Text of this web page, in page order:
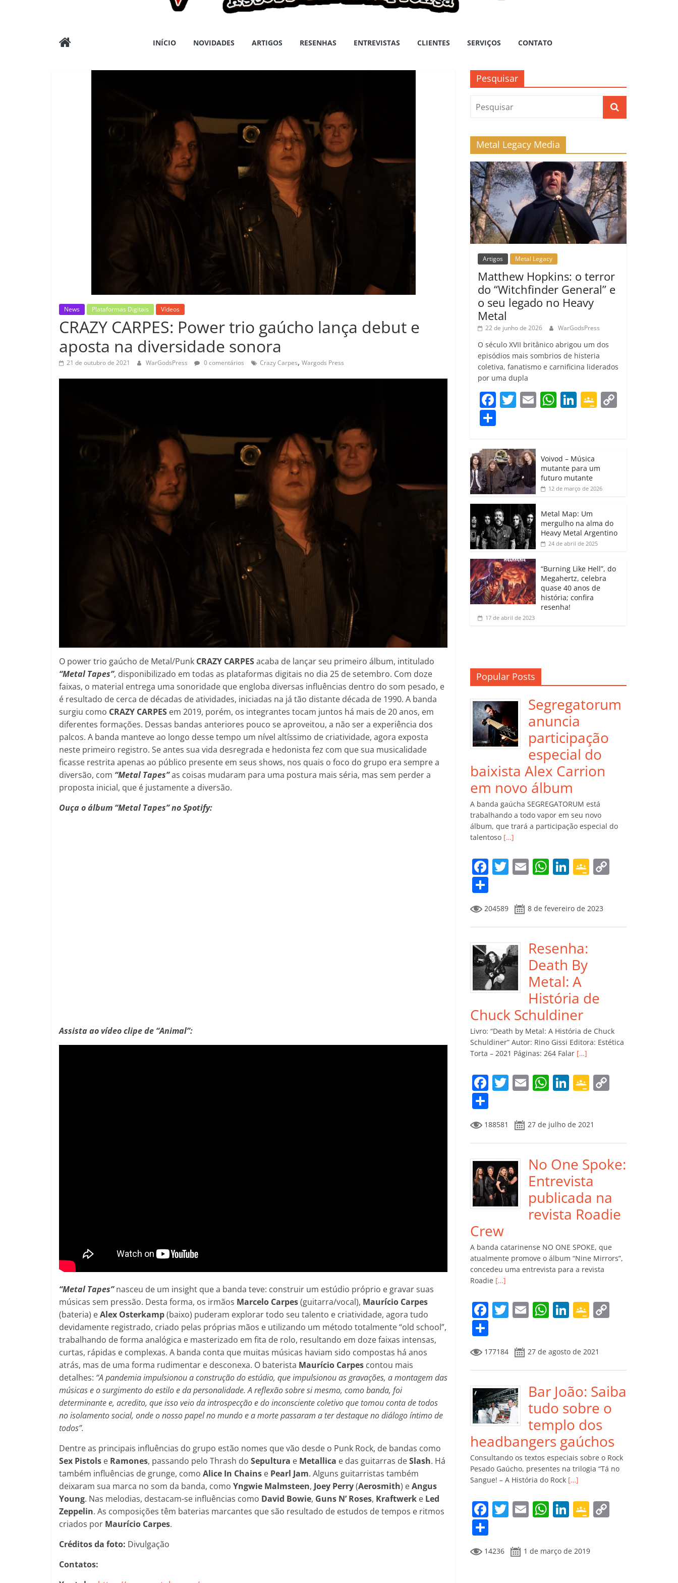
Wargods
Press
INÍCIO NOVIDADES ARTIGOS RESENHAS ENTREVISTAS CLIENTES SERVIÇOS CONTATO
News Plataformas Digitais Vídeos
CRAZY CARPES: Power trio gaúcho lança debut e
aposta na diversidade sonora
21 de outubro de 2021 WarGodsPress 0 comentários Crazy Carpes, Wargods Press
O power trio gaúcho de Metal/Punk CRAZY CARPESacaba de lançar seu primeiro álbum, intitulado
“Metal Tapes”, disponibilizado em todas as plataformas digitais no dia 25 de setembro. Com doze
faixas, o material entrega uma sonoridade que engloba diversas influências dentro do som pesado, e
é resultado de cerca de décadas de atividades, iniciadas na já tão distante década de 1990. A banda
surgiu como CRAZY CARPES em 2019, porém, os integrantes tocam juntos há mais de 20 anos, em
diferentes formações. Dessas bandas anteriores pouco se aproveitou, a não ser a experiência dos
palcos. A banda manteve ao longo desse tempo um nível altíssimo de criatividade, agora exposta
neste primeiro registro. Se antes sua vida desregrada e hedonista fez com que sua musicalidade
ficasse restrita apenas ao público presente em seus shows, nos quais o foco do grupo era sempre a
diversão, com “Metal Tapes”as coisas mudaram para uma postura mais séria, mas sem perder a
proposta inicial, que é justamente a diversão.
Ouça o álbum “Metal Tapes” no Spotify:
Assista ao vídeo clipe de “Animal”:
“Metal Tapes”nasceu de um insight que a banda teve: construir um estúdio próprio e gravar suas
músicas sem pressão. Desta forma, os irmãos Marcelo Carpes(guitarra/vocal), Maurício Carpes
(bateria) eAlex Osterkamp(baixo) puderam explorar todo seu talento e criatividade, agora tudo
devidamente registrado, criado pelas próprias mãos e utilizando um método totalmente “old school”,
trabalhando de forma analógica e masterizado em fita de rolo, resultando em doze faixas intensas,
curtas, rápidas e complexas. A banda conta que muitas músicas haviam sido compostas há anos
atrás, mas de uma forma rudimentar e desconexa. O baterista Maurício Carpes contou mais
detalhes: “A pandemia impulsionou a construção do estúdio, que impulsionou as gravações, a montagem das
músicas e o surgimento do estilo e da personalidade. A reflexão sobre si mesmo, como banda, foi
determinante e, acredito, que isso veio da introspecção e do inconsciente coletivo que tomou conta de todos
no isolamento social, onde o nosso papel no mundo e a morte passaram a ter destaque no diálogo íntimo de
todos”.
Dentre as principais influências do grupo estão nomes que vão desde o Punk Rock, de bandas como
Sex Pistols e Ramones, passando pelo Thrash do Sepultura e Metallica e das guitarras deSlash. Há
também influências de grunge, como Alice In Chains e Pearl Jam. Alguns guitarristas também
deixaram sua marca no som da banda, como Yngwie Malmsteen, Joey Perry(Aerosmith) eAngus
Young. Nas melodias, destacam-se influências como David Bowie, Guns N’ Roses, Kraftwerk e Led
Zeppelin. As composições têm baterias marcantes que são resultado de estudos de tempos e ritmos
criados por Maurício Carpes.
Créditos da foto: Divulgação
Contatos:
Pesquisar
Metal Legacy Media
Artigos Metal Legacy
Matthew Hopkins: o terror
do “Witchfinder General” e
o seu legado no Heavy
Metal
22 de junho de 2026 WarGodsPress
O século XVII britânico abrigou um dos
episódios mais sombrios de histeria
coletiva, fanatismo e carnificina liderados
por uma dupla
F
e
b
o
o
k
T
er
E W
A
p
p
Li
dI
n
G
e
a
ro
o
m
m
p
ar
til
h
ar
Voivod – Música
mutante para um
futuro mutante
12 de março de 2026
Metal Map: Um
mergulho na alma do
Heavy Metal Argentino
24 de abril de 2025
“Burning Like Hell”, do
Megahertz, celebra
quase 40 anos de
história; confira
resenha!
17 de abril de 2023
Popular Posts
Segregatorum
anuncia
participação
especial do
baixista Alex Carrion
em novo álbum
A banda gaúcha SEGREGATORUM está
trabalhando a todo vapor em seu novo
álbum, que trará a participação especial do
talentoso […]
F
e
b
o
o
k
T
itt
er
E
l
W
s
A
p
p
Li
e
dI
n
G
gl
e
ro
m
Li
o
m
p
ar
til
h
ar
204589 8 de fevereiro de 2023
Resenha:
Death By
Metal: A
História de
Chuck Schuldiner
Livro: “Death by Metal: A História de Chuck
Schuldiner” Autor: Rino Gissi Editora: Estética
Torta – 2021 Páginas: 264 Falar […]
F
e
b
o
o
k
T
itt
er
E
l
W
s
A
p
p
Li
e
dI
n
G
gl
e
Cl
a
ss
ro
m
Li
n
o
m
p
ar
til
h
ar
188581 27 de julho de 2021
No One Spoke:
Entrevista
publicada na
revista Roadie
Crew
A banda catarinense NO ONE SPOKE, que
atualmente promove o álbum “Nine Mirrors”,
concedeu uma entrevista para a revista
Roadie […]
F
e
b
o
o
k
T
itt
er
E
l
W
s
A
p
p
Li
e
dI
n
G
gl
e
Cl
a
ss
ro
o
m
Li
n
k
o
m
p
ar
til
h
ar
177184 27 de agosto de 2021
Bar João: Saiba
tudo sobre o
templo dos
headbangers gaúchos
Consultando os textos especiais sobre o Rock
Pesado Gaúcho, presentes na trilogia “Tá no
Sangue! – A História do Rock […]
F
e
T
itt
er
E
l
W
s
Li
e
G
gl
o
m
14236 1 de março de 2019